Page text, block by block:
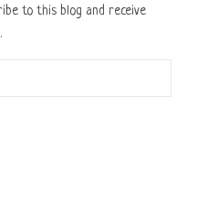
to this blog and receive